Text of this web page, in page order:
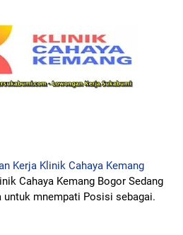
Kerja Klinik Cahaya Kemang
Cahaya Kemang Bogor Sedang
untuk mnempati Posisi sebagai.